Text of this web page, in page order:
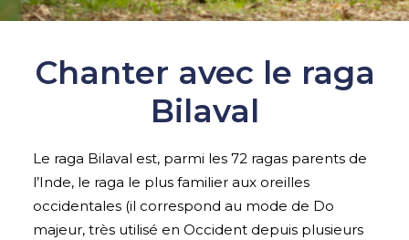
Chanter avec le raga
Bilaval
Le raga Bilaval est, parmi les 72 ragas parents de
l’Inde, le raga le plus familier aux oreilles
occidentales (il correspond au mode de Do
majeur, très utilisé en Occident depuis plusieurs